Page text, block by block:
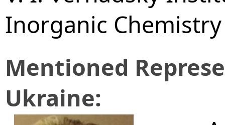
Inorganic Chemistry
Mentioned
Ukraine: